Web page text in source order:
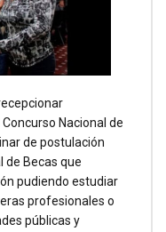
Nacional de
de postulación
de Becas que
pudiendo estudiar
profesionales o
públicas y